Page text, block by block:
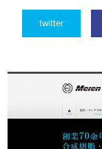
twitter